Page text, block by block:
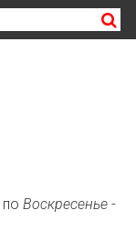
по Воскресенье -